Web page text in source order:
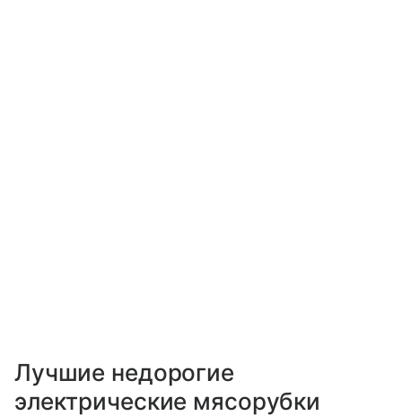
Лучшие недорогие
электрические мясорубки